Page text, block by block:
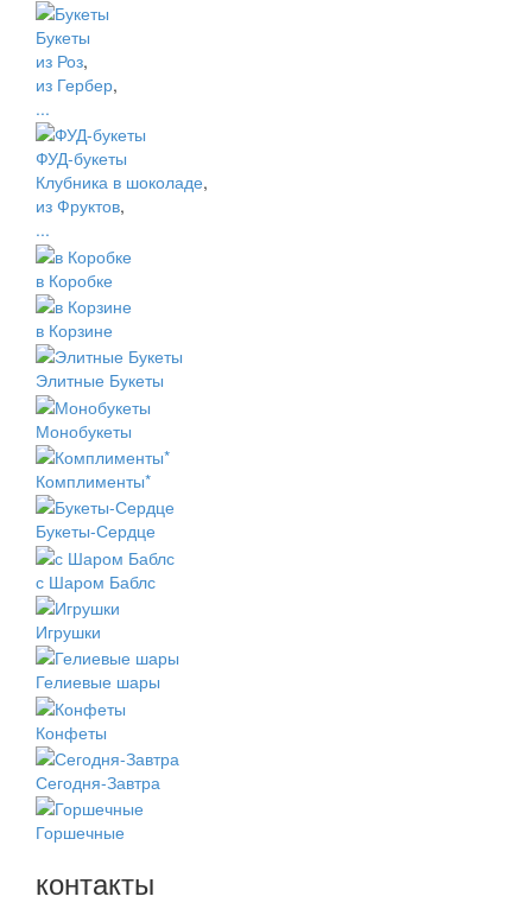
Букеты
из Роз,
из Гербер,
...
ФУД-букеты
Клубника в шоколаде,
из Фруктов,
...
в Коробке
в Корзине
Элитные Букеты
Монобукеты
Комплименты*
Букеты-Сердце
с Шаром Баблс
Игрушки
Гелиевые шары
Конфеты
Сегодня-Завтра
Горшечные
контакты